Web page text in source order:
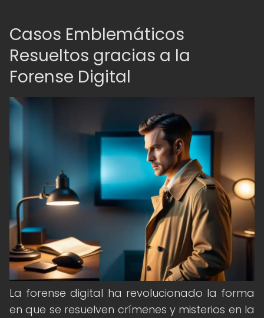
Casos Emblemáticos
Resueltos gracias a la
Forense Digital
La forense digital ha revolucionado la forma
en que se resuelven crímenes y misterios en la